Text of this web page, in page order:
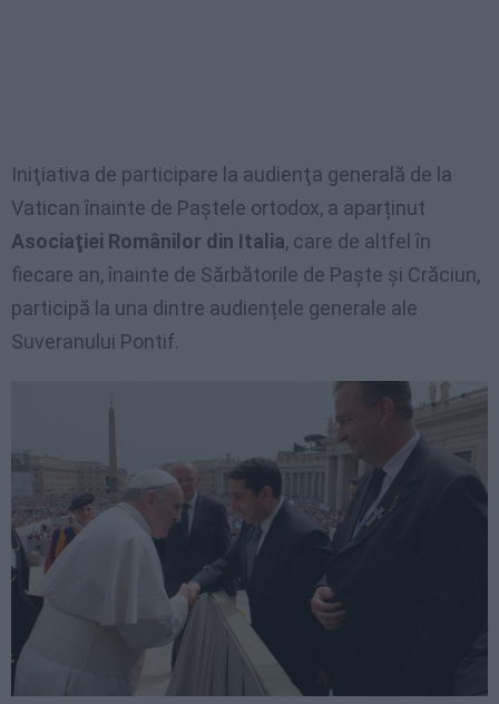
Iniţiativa de participare la audienţa generală de la
Vatican înainte de Paştele ortodox, a aparținut
Asociaţiei Românilor din Italia, care de altfel în
fiecare an, înainte de Sărbătorile de Paşte şi Crăciun,
participă la una dintre audiențele generale ale
Suveranului Pontif.